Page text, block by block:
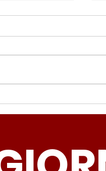
“La
servizi e